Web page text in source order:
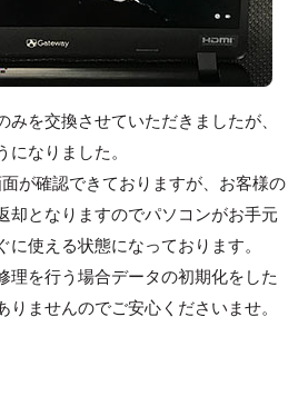
を交換させていただきましたが、
なりました。
が確認できておりますが、お客様の
却となりますのでパソコンがお手元
使える状態になっております。
理を行う場合データの初期化をした
りませんのでご安心くださいませ。